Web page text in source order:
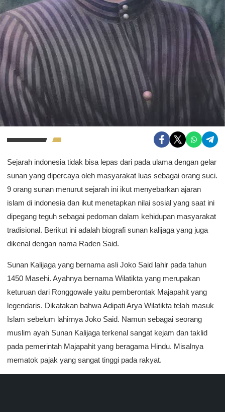
Sejarah indonesia tidak bisa lepas dari pada ulama dengan gelar
sunan yang dipercaya oleh masyarakat luas sebagai orang suci.
9 orang sunan menurut sejarah ini ikut menyebarkan ajaran
islam di indonesia dan ikut menetapkan nilai sosial yang saat ini
dipegang teguh sebagai pedoman dalam kehidupan masyarakat
tradisional. Berikut ini adalah biografi sunan kalijaga yang juga
dikenal dengan nama Raden Said.
Sunan Kalijaga yang bernama asli Joko Said lahir pada tahun
1450 Masehi. Ayahnya bernama Wilatikta yang merupakan
keturuan dari Ronggowale yaitu pemberontak Majapahit yang
legendaris. Dikatakan bahwa Adipati Arya Wilatikta telah masuk
Islam sebelum lahirnya Joko Said. Namun sebagai seorang
muslim ayah Sunan Kalijaga terkenal sangat kejam dan taklid
pada pemerintah Majapahit yang beragama Hindu. Misalnya
mematok pajak yang sangat tinggi pada rakyat.